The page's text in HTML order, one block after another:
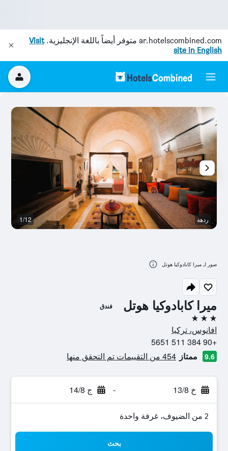
ar.hotelscombined.com متوفر أيضاً باللغة الإنجليزية.Visit
site in English
ميرا كابادوكيا هوتل فندق
3 نجوم
افانوس، تركيا
+90 384 511 5651
9.6 ممتاز 454 من التقييمات تم التحقق منها
خ 13/8 - ج 14/8
2 من الضيوف، غرفة واحدة
بحث
ردهة 1/12
صور لـ ميرا كابادوكيا هوتل